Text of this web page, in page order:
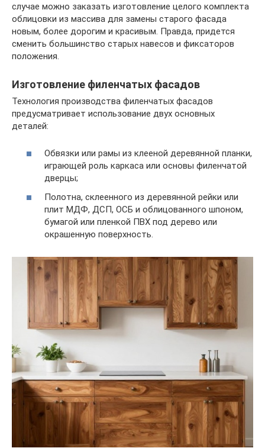
случае можно заказать изготовление целого комплекта
облицовки из массива для замены старого фасада
новым, более дорогим и красивым. Правда, придется
сменить большинство старых навесов и фиксаторов
положения.
Изготовление филенчатых фасадов
Технология производства филенчатых фасадов
предусматривает использование двух основных
деталей:
Обвязки или рамы из клееной деревянной планки,
играющей роль каркаса или основы филенчатой
дверцы;
Полотна, склеенного из деревянной рейки или
плит МДФ, ДСП, ОСБ и облицованного шпоном,
бумагой или пленкой ПВХ под дерево или
окрашенную поверхность.